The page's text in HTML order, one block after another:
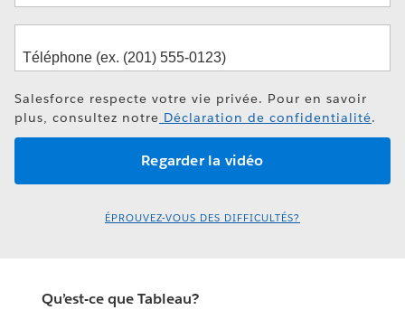
Salesforce respecte votre vie privée. Pour en savoir
plus, consultez notre Déclaration de confidentialité.
ÉPROUVEZ-VOUS DES DIFFICULTÉS?
Qu’est-ce que Tableau?